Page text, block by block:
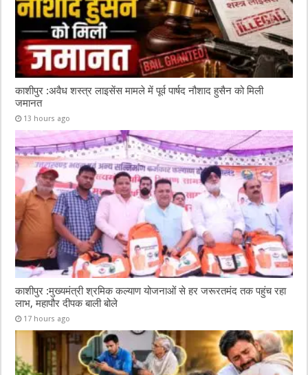
काशीपुर :अवैध शस्त्र लाइसेंस मामले में पूर्व पार्षद नौशाद हुसैन को मिली
जमानत
13 hours ago
काशीपुर :मुख्यमंत्री श्रमिक कल्याण योजनाओं से हर जरूरतमंद तक पहुंच रहा
लाभ, महापौर दीपक बाली बोले
17 hours ago